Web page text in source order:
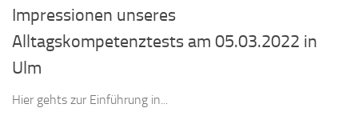
Impressionen unseres
Alltagskompetenztests am 05.03.2022 in
Ulm
Hier gehts zur Einführung in...